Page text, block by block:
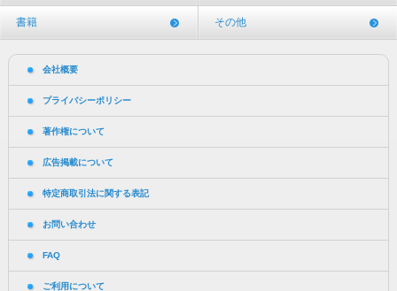
書籍 その他
会社概要
プライバシーポリシー
著作権について
広告掲載について
特定商取引法に関する表記
お問い合わせ
FAQ
ご利用について